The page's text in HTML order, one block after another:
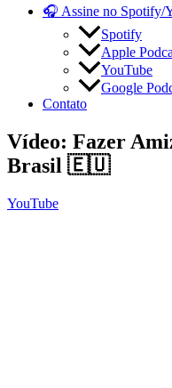
🎧 Assine no Spotify/
Spotify
Apple
YouTube
Google
Contato
Vídeo: Fazer
Brasil 🇪🇺
YouTube